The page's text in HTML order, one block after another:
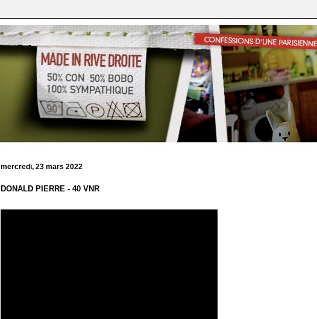
mercredi, 23 mars 2022
DONALD PIERRE - 40 VNR